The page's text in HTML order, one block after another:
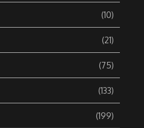
(10)
(21)
(75)
(133)
(199)